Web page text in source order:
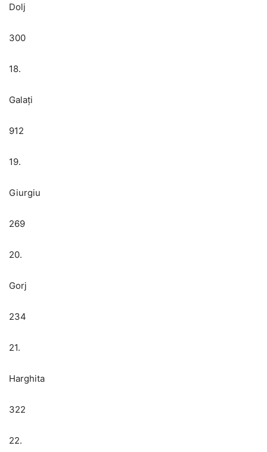
Dolj
300
18.
Galați
912
19.
Giurgiu
269
20.
Gorj
234
21.
Harghita
322
22.